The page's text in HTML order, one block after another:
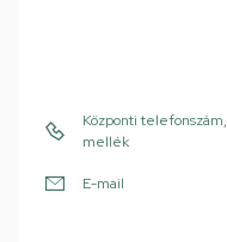
Központi telefonszám,
mellék
E-mail